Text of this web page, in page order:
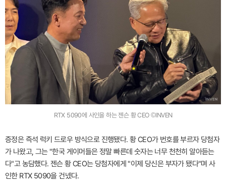
RTX 5090에 사인을 하는 젠슨 황 CEO ©INVEN
증정은 즉석 럭키 드로우 방식으로 진행됐다. 황 CEO가 번호를 부르자 당첨자
가 나왔고, 그는 "한국 게이머들은 정말 빠른데 숫자는 너무 천천히 알아듣는
다"고 농담했다. 젠슨 황 CEO는 당첨자에게 "이제 당신은 부자가 됐다"며 사
인한 RTX 5090을 건넸다.